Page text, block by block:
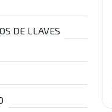
DE LLAVES